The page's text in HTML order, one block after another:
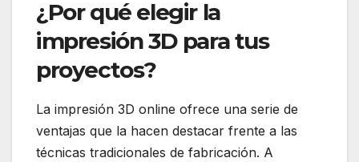
¿Por qué elegir la
impresión 3D para tus
proyectos?
La impresión 3D online ofrece una serie de
ventajas que la hacen destacar frente a las
técnicas tradicionales de fabricación. A